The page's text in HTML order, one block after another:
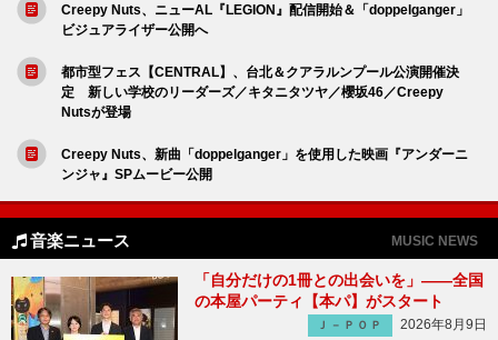
Creepy Nuts、ニューAL『LEGION』配信開始＆「doppelganger」
ビジュアライザー公開へ
都市型フェス【CENTRAL】、台北＆クアラルンプール公演開催決
定 新しい学校のリーダーズ／キタニタツヤ／櫻坂46／Creepy
Nutsが登場
Creepy Nuts、新曲「doppelganger」を使用した映画『アンダーニ
ンジャ』SPムービー公開
音楽ニュース MUSIC NEWS
「自分だけの1冊との出会いを」――全国
の本屋パーティ【本パ】がスタート
Ｊ－ＰＯＰ
2026年8月9日